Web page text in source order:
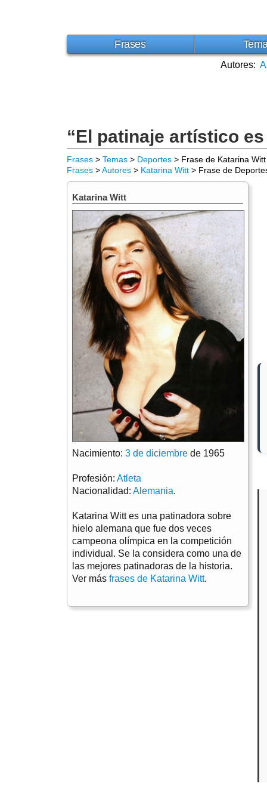
Frases
Autores: A
“El patinaje artístico
Frases > Temas > Deportes > Frase de Katarina Witt
Frases >Autores > Katarina Witt > Frase de
Katarina Witt
Nacimiento: 3 de diciembre de 1965
Profesión: Atleta
Nacionalidad: Alemania.
Katarina Witt es una patinadora sobre
hielo alemana que fue dos veces
campeona olímpica en la competición
individual. Se la considera como una de
las mejores patinadoras de la historia.
Ver más frases de Katarina Witt.